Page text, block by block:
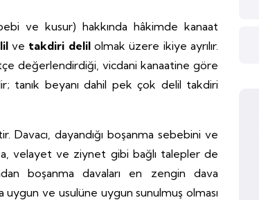
ve kusur) hakkında hâkimde kanaat
ve takdiri delilolmak üzere ikiye ayrılır.
değerlendirdiği, vicdani kanaatine göre
tanık beyanı dahil pek çok delil takdiri
Davacı, dayandığı boşanma sebebini ve
velayet ve ziynet gibi bağlı talepler de
boşanma davaları en zengin dava
ve usulüne uygun sunulmuş olması